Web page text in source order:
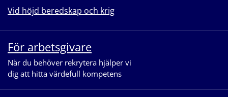
Vid höjd beredskap och krig
För arbetsgivare
När du behöver rekrytera hjälper vi
dig att hitta värdefull kompetens